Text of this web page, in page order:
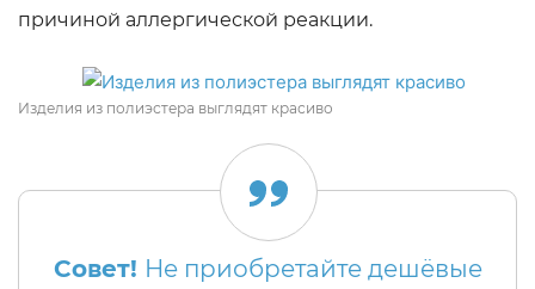
причиной аллергической реакции.
Изделия из полиэстера выглядят красиво
Совет! Не приобретайте дешёвые